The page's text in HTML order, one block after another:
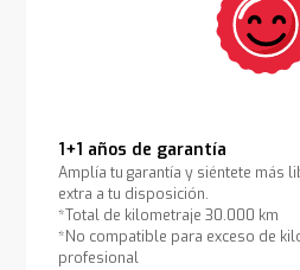
1+1 años de garantía
Amplía tu garantía y siéntete más
extra a tu disposición.
*Total de kilometraje 30.000 km
*No compatible para exceso de
profesional